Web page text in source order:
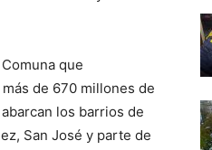
que
de 670 millones de
los barrios de
San José y parte de